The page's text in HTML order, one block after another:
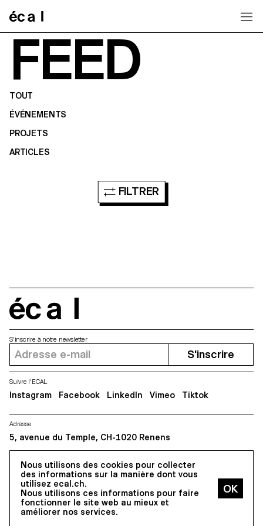
FEED
TOUT
ÉVÉNEMENTS
PROJETS
ARTICLES
FILTRER
Nous utilisons des cookies pour collecter
des informations sur la manière dont vous
utilisez ecal.ch.
Nous utilisons ces informations pour faire
fonctionner le site web au mieux et
améliorer nos services.
Adresse
5, avenue du Temple, CH-1020 Renens
S'inscrire à notre newsletter
S'inscrire
Suivre l'ECAL
Instagram Facebook LinkedIn Vimeo Tiktok
Tous droits réservés @2026
Contact Impressum Hub Presse